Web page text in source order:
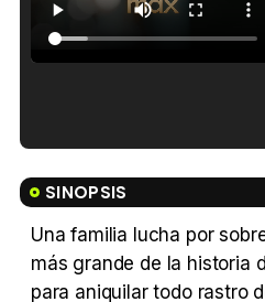
SINOPSIS
Una familia lucha por
más grande de la historia
para aniquilar todo rastro